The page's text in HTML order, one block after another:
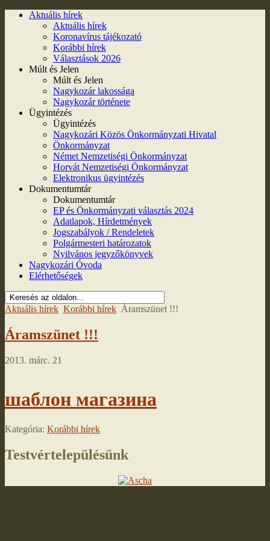
Aktuális hírek
Aktuális hírek
Koronavírus tájékozató
Korábbi hírek
Választások 2026
Múlt és Jelen
Múlt és Jelen
Nagykozár lakossága
Nagykozár története
Ügyintézés
Ügyintézés
Nagykozári Közös Önkormányzati Hivatal
Önkormányzat
Német Nemzetiségi Önkormányzat
Horvát Nemzetiségi Önkormányzat
Elektronikus ügyintézés
Dokumentumtár
Dokumentumtár
EP és Önkormányzati választás 2024
Adatlapok, Hírdetmények
Jogszabályok / Rendeletek
Polgármesteri határozatok
Nyilvános jegyzőkönyvek
Nagykozári Óvoda
Elérhetőségek
Aktuális hírek Korábbi hírek Áramszünet !!!
Áramszünet !!!
2013. márc. 21
шаблон магазина
Kategória: Korábbi hírek
Testvértelepülésünk